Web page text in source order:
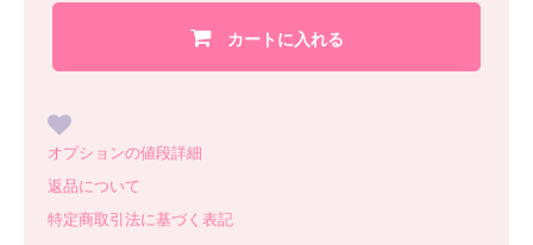
カートに入れる
オプションの値段詳細
返品について
特定商取引法に基づく表記